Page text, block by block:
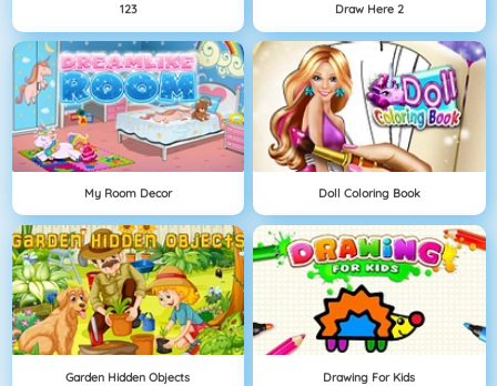
123 Draw Here 2
My Room Decor Doll Coloring Book
Garden Hidden Objects Drawing For Kids